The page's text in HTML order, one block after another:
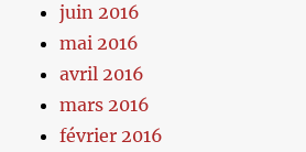
juin 2016
mai 2016
avril 2016
mars 2016
février 2016